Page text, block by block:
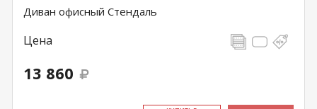
Диван офисный Стендаль
Цена
13 860